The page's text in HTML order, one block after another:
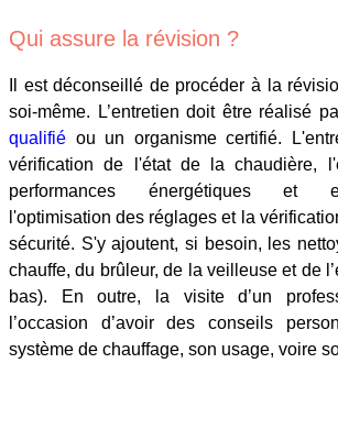
Qui assure la révision ?
Il est déconseillé de procéder à la
soi-même. L’entretien doit être réalisé
qualifié ou un organisme certifié.
vérification de l'état de la chaudière,
performances énergétiques et
l'optimisation des réglages et la
sécurité. S'y ajoutent, si besoin, les
chauffe, du brûleur, de la veilleuse et de
bas). En outre, la visite d’un
l’occasion d’avoir des conseils
système de chauffage, son usage, voire